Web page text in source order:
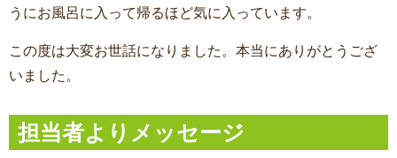
うにお風呂に入って帰るほど気に入っています。
この度は大変お世話になりました。本当にありがとうござ
いました。
担当者よりメッセージ